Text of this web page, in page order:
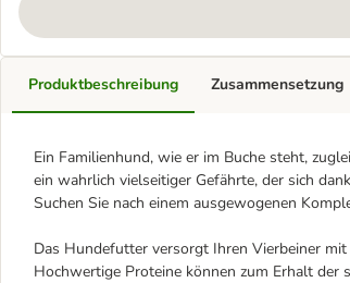
Produktbeschreibung
Ein Familienhund, wie er im Buche steht,
ein wahrlich vielseitiger Gefährte, der sich
Suchen Sie nach einem ausgewogenen
Das Hundefutter versorgt Ihren Vierbeiner
Hochwertige Proteine können zum Erhalt der
Zusammensetzung